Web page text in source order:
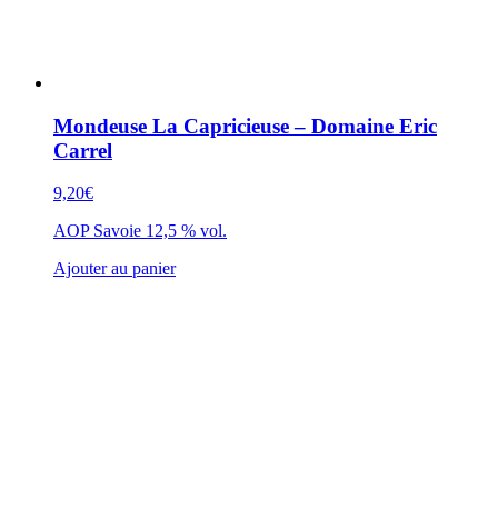
Mondeuse La Capricieuse – Domaine Eric
Carrel
9,20€
AOP Savoie 12,5 % vol.
Ajouter au panier